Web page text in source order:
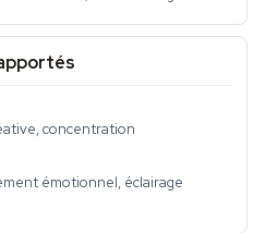
concentration
émotionnel, éclairage